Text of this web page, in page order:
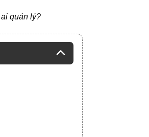
quản lý?